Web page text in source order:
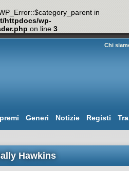
in
httpdocs/wp-
on line 3
Chi
Generi Notizie Registi
Hawkins